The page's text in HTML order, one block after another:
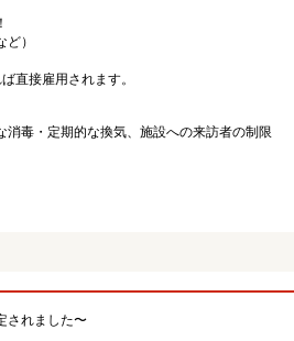
）
直接雇用されます。
毒・定期的な換気、施設への来訪者の制限
されました〜